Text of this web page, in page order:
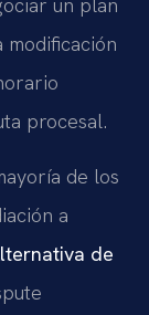
un plan
modificación
procesal.
de los
a
de